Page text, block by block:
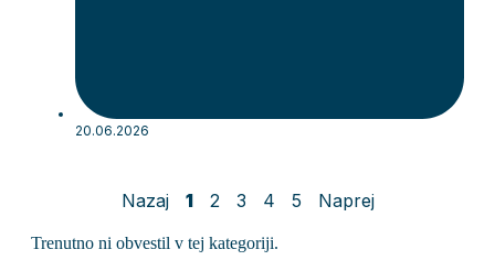
20.06.2026
Nazaj 1 2 3 4 5 Naprej
Trenutno ni obvestil v tej kategoriji.